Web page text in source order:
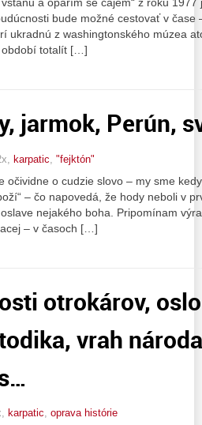
bude možné cestovať v čase
ukradnú z washingtonského múzea
totalít […]
jarmok, Perún,
karpatic "fejktón"
očividne o cudzie slovo – my sme
– čo napovedá, že hody neboli v
nejakého boha. Pripomínam
– v časoch […]
otrokárov,
vrah
karpatic, oprava histórie